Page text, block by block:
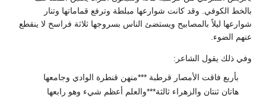
بالخط الكوفي. وقد كانت شوارعها مبلطة وترفع قماماتها وتنار
شوارعها ليلاً بالمصابيح ويستضئ الناس بسروجها ثلاثة فراسخ لا ينقطع
عنهم الضوء.
وفي ذلك يقول الشاعر:
بأربع فاقت الأمصار قرطبة ***منهن قنطرة الوادي وجامعها
هاتان ثنتان والزهراء ثالثة***والعلم أعظم شيء وهو رابعها